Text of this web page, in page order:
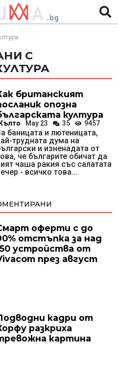
С
британският
опозна
култура
May 23 35 9457
баницата и лютеницата,
трудната дума на
и изненадата от
че българите обичат да
чаша ракия със салатата
- всичко това...
оферти с до
отстъпка за над
устройства от
през август
кадри от
разкриха
картина